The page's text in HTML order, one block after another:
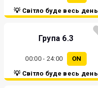
💡 Світло буде весь день
Група 6.3
00:00 - 24:00
ON
💡 Світло буде весь день